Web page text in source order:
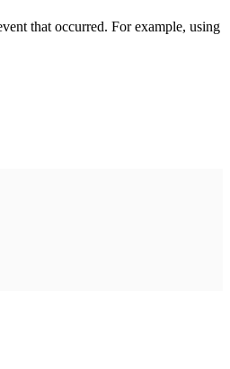
that occurred. For example, using